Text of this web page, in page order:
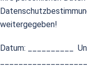
weitergegeben!
Datum: __________